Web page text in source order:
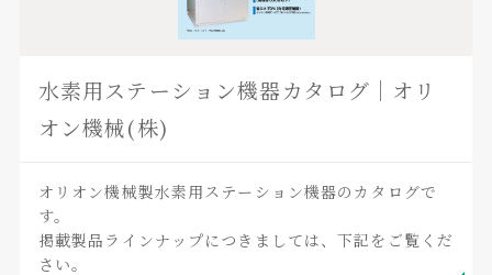
水素用ステーション機器カタログ｜オリ
オン機械(株)
オリオン機械製水素用ステーション機器のカタログで
す。
掲載製品ラインナップにつきましては、下記をご覧くだ
さい。